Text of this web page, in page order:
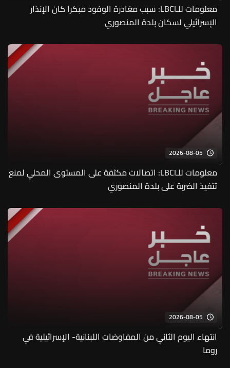
معلومات للـLBCI: سبب مغادرة الوفود مبكرا كان الإنذار
الإسرائيلي لسكان بلدة المنصوري
2026-08-05
معلومات للـLBCI: اتصالات مكثفة على المستوى المحلي لمنع
تتفيذ الضربة على بلدة المنصوري
2026-08-05
انتهاء اليوم الثاني من المفاوضات اللبنانية- الإسرائيلية في
روما